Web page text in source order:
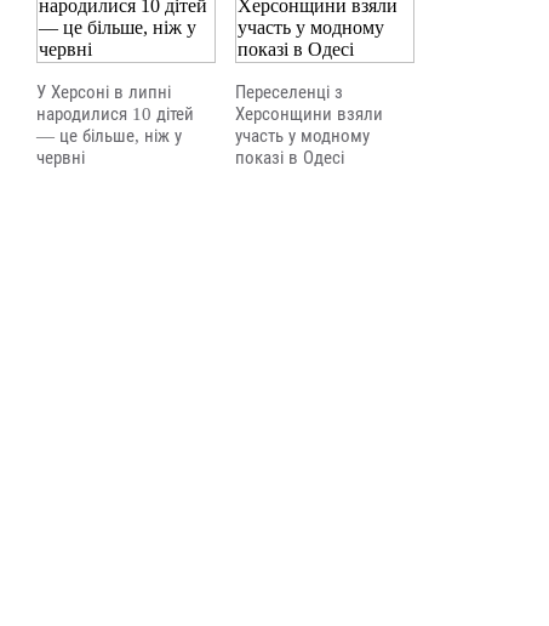
У Херсоні в липні
народилися 10 дітей
— це більше, ніж у
червні
Переселенці з
Херсонщини взяли
участь у модному
показі в Одесі